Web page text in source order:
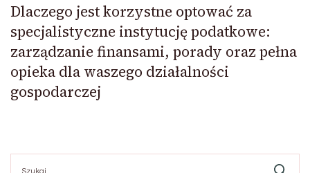
Dlaczego jest korzystne optować za
specjalistyczne instytucję podatkowe:
zarządzanie finansami, porady oraz pełna
opieka dla waszego działalności
gospodarczej